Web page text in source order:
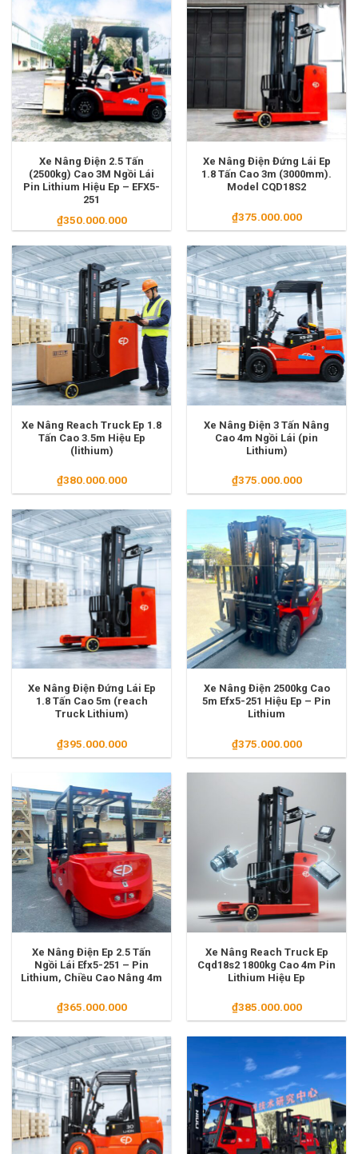
Xe Nâng Điện 2.5 Tấn
(2500kg) Cao 3M Ngồi Lái
Pin Lithium Hiệu Ep – EFX5-
251
₫350.000.000
Xe Nâng Điện Đứng Lái Ep
1.8 Tấn Cao 3m (3000mm).
Model CQD18S2
₫375.000.000
Xe Nâng Reach Truck Ep 1.8
Tấn Cao 3.5m Hiệu Ep
(lithium)
₫380.000.000
Xe Nâng Điện 3 Tấn Nâng
Cao 4m Ngồi Lái (pin
Lithium)
₫375.000.000
Xe Nâng Điện Đứng Lái Ep
1.8 Tấn Cao 5m (reach
Truck Lithium)
₫395.000.000
Xe Nâng Điện 2500kg Cao
5m Efx5-251 Hiệu Ep – Pin
Lithium
₫375.000.000
Xe Nâng Điện Ep 2.5 Tấn
Ngồi Lái Efx5-251 – Pin
Lithium, Chiều Cao Nâng 4m
₫365.000.000
Xe Nâng Reach Truck Ep
Cqd18s2 1800kg Cao 4m Pin
Lithium Hiệu Ep
₫385.000.000